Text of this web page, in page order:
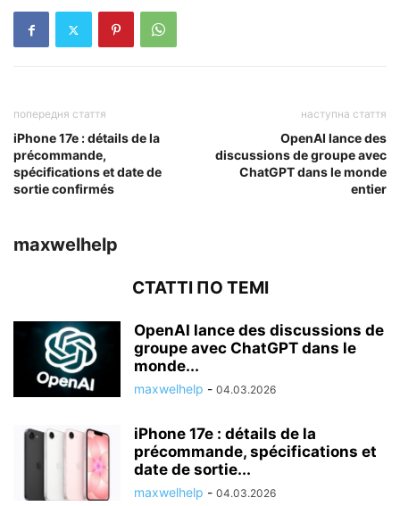
попередня стаття
iPhone 17e : détails de la
précommande,
spécifications et date de
sortie confirmés
наступна стаття
OpenAI lance des
discussions de groupe avec
ChatGPT dans le monde
entier
maxwelhelp
СТАТТІ ПО ТЕМІ
OpenAI lance des discussions de
groupe avec ChatGPT dans le
monde...
maxwelhelp - 04.03.2026
iPhone 17e : détails de la
précommande, spécifications et
date de sortie...
maxwelhelp - 04.03.2026